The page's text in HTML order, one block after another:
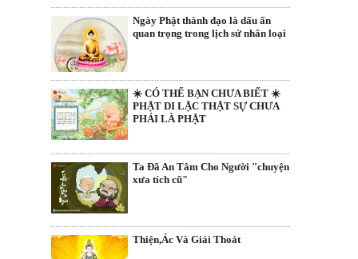
Ngày Phật thành đạo là dấu ấn
quan trọng trong lịch sử nhân loại
☀️ CÓ THỂ BẠN CHƯA BIẾT ☀️
PHẬT DI LẶC THẬT SỰ CHƯA
PHẢI LÀ PHẬT
Ta Đã An Tâm Cho Người "chuyện
xưa tích cũ"
Thiện,Ác Và Giải Thoát